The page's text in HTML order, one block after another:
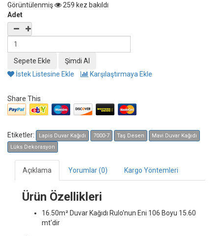
Görüntülenmiş
259 kez bakıldı
Adet
İstek Listesine Ekle Karşılaştırmaya Ekle
Share This
Etiketler: Lapis Duvar Kağıdı 7000-7 Taş Desen
Mavi Duvar Kağıdı
Lüks Dekorasyon
Açıklama Yorumlar (0) Kargo Yöntemleri
Ürün Özellikleri
16.50m² Duvar Kağıdı Rulo'nun Eni 106 Boyu 15.60
mt'dir